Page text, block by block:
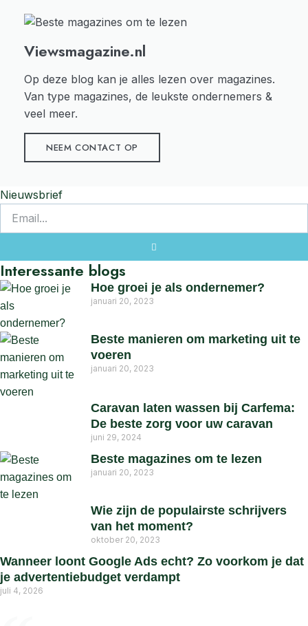
Viewsmagazine.nl
Op deze blog kan je alles lezen over magazines.
Van type magazines, de leukste ondernemers &
veel meer.
NEEM CONTACT OP
Nieuwsbrief
Interessante blogs
Hoe groei je als ondernemer?
januari 20, 2023
Beste manieren om marketing uit te
voeren
januari 20, 2023
Caravan laten wassen bij Carfema:
De beste zorg voor uw caravan
juni 29, 2024
Beste magazines om te lezen
januari 20, 2023
Wie zijn de populairste schrijvers
van het moment?
oktober 20, 2023
Wanneer loont Google Ads echt? Zo voorkom je dat
je advertentiebudget verdampt
juli 4, 2026